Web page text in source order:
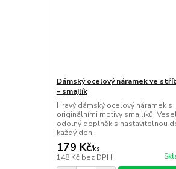
Dámský ocelový náramek ve
– smajlík
Hravý dámský ocelový náramek s
originálními motivy smajlíků.
odolný doplněk s nastavitelnou
každý den.
179 Kč/ks
148 Kč bez DPH